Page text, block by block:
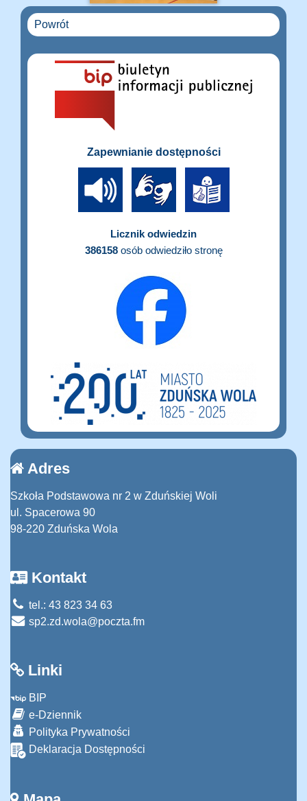
Powrót
Zapewnianie dostępności
Licznik odwiedzin
386158osób odwiedziło stronę
Adres
Szkoła Podstawowa nr 2 w Zduńskiej Woli
ul. Spacerowa 90
98-220 Zduńska Wola
Kontakt
tel.: 43 823 34 63
sp2.zd.wola@poczta.fm
Linki
BIP
e-Dziennik
Polityka Prywatności
Deklaracja Dostępności